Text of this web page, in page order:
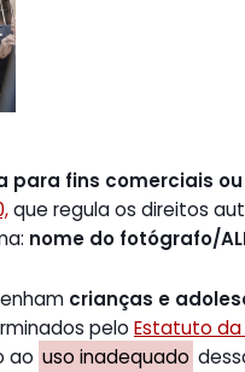
para fins comerciais
que regula os direitos
nome do fotógrafo/
crianças e
pelo Estatuto
ao uso inadequado